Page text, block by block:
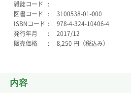
雑誌コード
図書コード
3100538-01-000
ISBNコード
978-4-324-10406-4
発行年月
2017/12
販売価格
8,250 円（税込み）
内容